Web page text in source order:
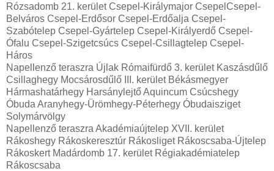
Rózsadomb 21. kerület Csepel-Királymajor CsepelCsepel-
Belváros Csepel-Erdősor Csepel-Erdőalja Csepel-
Szabótelep Csepel-Gyártelep Csepel-Királyerdő Csepel-
Ófalu Csepel-Szigetcsúcs Csepel-Csillagtelep Csepel-
Háros
Napellenző teraszra Újlak Rómaifürdő 3. kerület Kaszásdűlő
Csillaghegy Mocsárosdűlő III. kerület Békásmegyer
Hármashatárhegy Harsánylejtő Aquincum Csúcshegy
Óbuda Aranyhegy-Ürömhegy-Péterhegy Óbudaisziget
Solymárvölgy
Napellenző teraszra Akadémiaújtelep XVII. kerület
Rákoshegy Rákoskeresztúr Rákosliget Rákoscsaba-Újtelep
Rákoskert Madárdomb 17. kerület Régiakadémiatelep
Rákoscsaba